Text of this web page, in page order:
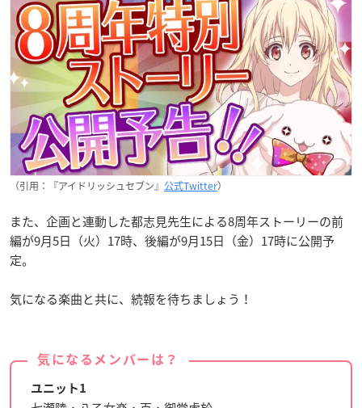
（引用：『アイドリッシュセブン』 公式Twitter）
また、企画と連動した都志見先生による8周年ストーリーの前
編が9月5日（火）17時、後編が9月15日（金）17時に公開予
定。
気になる楽曲と共に、続報を待ちましょう！
気になるメンバーは？
ユニット1